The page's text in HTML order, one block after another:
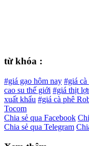
từ khóa :
#giá gạo hôm nay #giá
cao su thế giới #giá thịt
xuất khẩu #giá cà phê
Tocom
Chia sẻ qua Facebook
Chia sẻ qua Telegram